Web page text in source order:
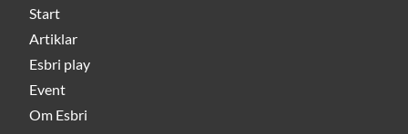
Start
Artiklar
Esbri play
Event
Om Esbri